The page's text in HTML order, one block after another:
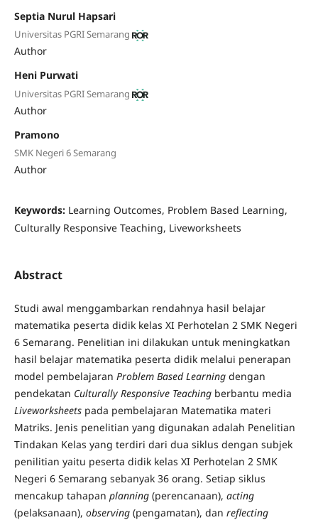
Septia Nurul Hapsari
Universitas PGRI Semarang
Author
Heni Purwati
Universitas PGRI Semarang
Author
Pramono
SMK Negeri 6 Semarang
Author
Keywords: Learning Outcomes, Problem Based Learning,
Culturally Responsive Teaching, Liveworksheets
Abstract
Studi awal menggambarkan rendahnya hasil belajar
matematika peserta didik kelas XI Perhotelan 2 SMK Negeri
6 Semarang. Penelitian ini dilakukan untuk meningkatkan
hasil belajar matematika peserta didik melalui penerapan
model pembelajaran Problem Based Learning dengan
pendekatan Culturally Responsive Teaching berbantu media
Liveworksheets pada pembelajaran Matematika materi
Matriks. Jenis penelitian yang digunakan adalah Penelitian
Tindakan Kelas yang terdiri dari dua siklus dengan subjek
penilitian yaitu peserta didik kelas XI Perhotelan 2 SMK
Negeri 6 Semarang sebanyak 36 orang. Setiap siklus
mencakup tahapan planning (perencanaan), acting
(pelaksanaan), observing (pengamatan), dan reflecting